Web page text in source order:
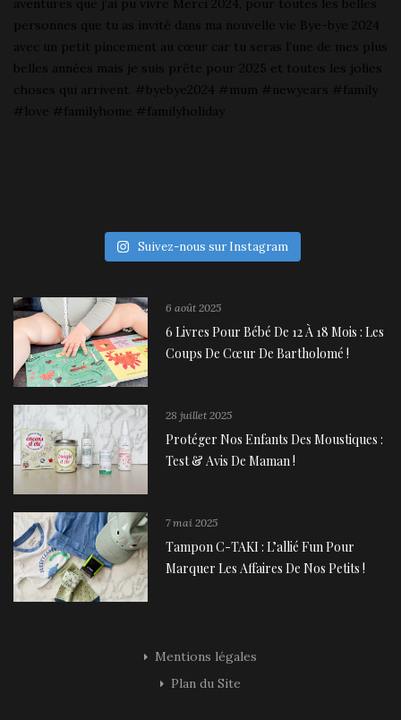
Suivez-nous sur Instagram
6 août 2025
6 Livres Pour Bébé De 12 À 18 Mois : Les
Coups De Cœur De Bartholomé !
28 juillet 2025
Protéger Nos Enfants Des Moustiques :
Test & Avis De Maman !
7 mai 2025
Tampon C-TAKI : L’allié Fun Pour
Marquer Les Affaires De Nos Petits !
Mentions légales
Plan du Site